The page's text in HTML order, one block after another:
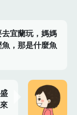
宜蘭玩，媽媽
，那是什麼魚